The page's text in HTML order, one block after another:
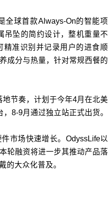
全球首款Always-On的智能项
吊坠的简约设计，整机重量不
精准识别并记录用户的进食顺
成分与热量，针对常规西餐的
节奏，计划于今年4月在北美
8-9月通过独立站正式出货。
市场快速增长。OdyssLife以
轮融资将进一步其推动产品落
的大众化普及。